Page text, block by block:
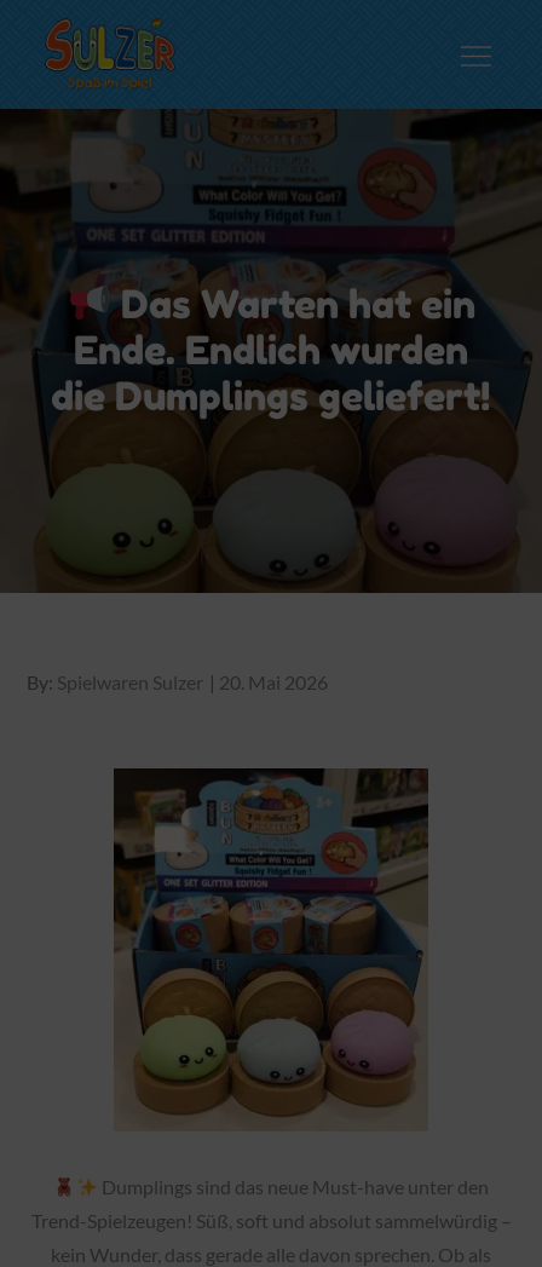
Spielwaren Sulzer
Das Warten hat ein
Ende. Endlich wurden
die Dumplings geliefert!
By: Spielwaren Sulzer
Posted
20. Mai 2026
Dumplings sind das neue Must-have unter den
Trend-Spielzeugen! Süß, soft und absolut sammelwürdig –
kein Wunder, dass gerade alle davon sprechen. Ob als